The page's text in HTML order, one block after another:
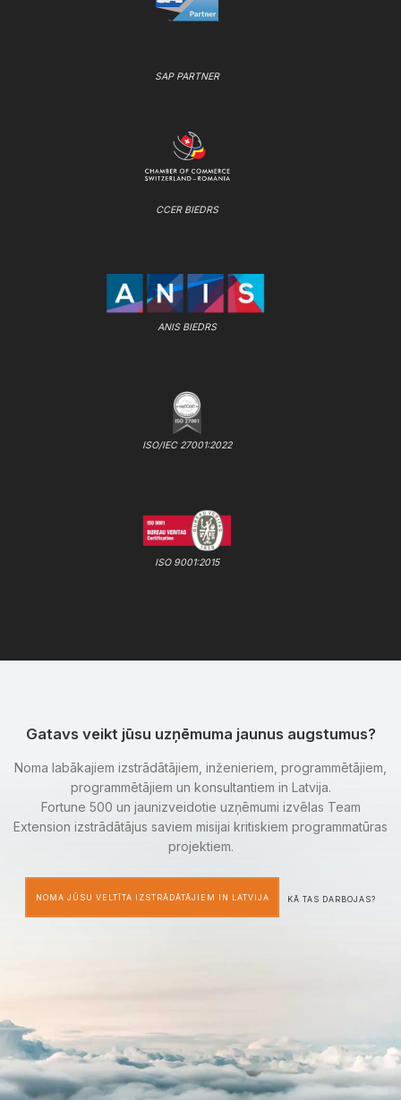
SAP PARTNER
CCER BIEDRS
ANIS BIEDRS
ISO/IEC 27001:2022
ISO 9001:2015
Gatavs veikt jūsu uzņēmuma jaunus augstumus?
Noma labākajiem izstrādātājiem, inženieriem, programmētājiem,
programmētājiem un konsultantiem in Latvija.
Fortune 500 un jaunizveidotie uzņēmumi izvēlas Team
Extension izstrādātājus saviem misijai kritiskiem programmatūras
projektiem.
NOMA JŪSU VELTĪTA IZSTRĀDĀTĀJIEM IN LATVIJA KĀ TAS DARBOJAS?